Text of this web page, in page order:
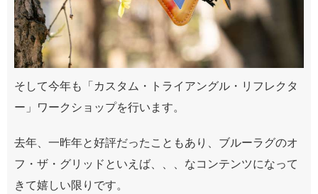
そして今年も「カスタム・トライアングル・リフレクタ
ー」ワークショップを行います。
去年、一昨年と好評だったこともあり、ブルーラグのオ
フ・ザ・グリッドといえば、、、なコンテンツになって
きて嬉しい限りです。